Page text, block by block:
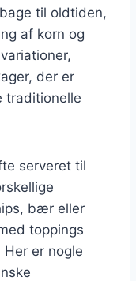
til oldtiden,
af korn og
der er
traditionelle
serveret til
bær eller
toppings
er nogle